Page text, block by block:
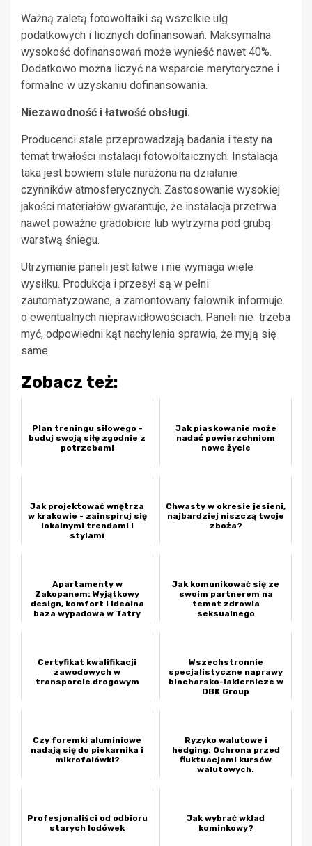
Ważną zaletą fotowoltaiki są wszelkie ulg
podatkowych i licznych dofinansowań. Maksymalna
wysokość dofinansowań może wynieść nawet 40%.
Dodatkowo można liczyć na wsparcie merytoryczne i
formalne w uzyskaniu dofinansowania.
Niezawodność i łatwość obsługi.
Producenci stale przeprowadzają badania i testy na
temat trwałości instalacji fotowoltaicznych. Instalacja
taka jest bowiem stale narażona na działanie
czynników atmosferycznych. Zastosowanie wysokiej
jakości materiałów gwarantuje, że instalacja przetrwa
nawet poważne gradobicie lub wytrzyma pod grubą
warstwą śniegu.
Utrzymanie paneli jest łatwe i nie wymaga wiele
wysiłku. Produkcja i przesył są w pełni
zautomatyzowane, a zamontowany falownik informuje
o ewentualnych nieprawidłowościach. Paneli nie trzeba
myć, odpowiedni kąt nachylenia sprawia, że myją się
same.
Zobacz też:
Plan treningu siłowego -
buduj swoją siłę zgodnie z
potrzebami
Jak piaskowanie może
nadać powierzchniom
nowe życie
Jak projektować wnętrza
w krakowie - zainspiruj się
lokalnymi trendami i
stylami
Chwasty w okresie jesieni,
najbardziej niszczą twoje
zboża?
Apartamenty w
Zakopanem: Wyjątkowy
design, komfort i idealna
baza wypadowa w Tatry
Jak komunikować się ze
swoim partnerem na
temat zdrowia
seksualnego
Certyfikat kwalifikacji
zawodowych w
transporcie drogowym
Wszechstronnie
specjalistyczne naprawy
blacharsko-lakiernicze w
DBK Group
Czy foremki aluminiowe
nadają się do piekarnika i
mikrofalówki?
Ryzyko walutowe i
hedging: Ochrona przed
fluktuacjami kursów
walutowych.
Profesjonaliści od odbioru
starych lodówek
Jak wybrać wkład
kominkowy?